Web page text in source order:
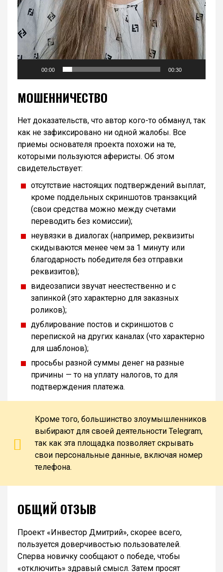
00:00 00:30
МОШЕННИЧЕСТВО
Нет доказательств, что автор кого-то обманул, так
как не зафиксировано ни одной жалобы. Все
приемы основателя проекта похожи на те,
которыми пользуются аферисты. Об этом
свидетельствует:
отсутствие настоящих подтверждений выплат,
кроме поддельных скриншотов транзакций
(свои средства можно между счетами
переводить без комиссии);
неувязки в диалогах (например, реквизиты
скидываются менее чем за 1 минуту или
благодарность победителя без отправки
реквизитов);
видеозаписи звучат неестественно и с
запинкой (это характерно для заказных
роликов);
дублирование постов и скриншотов с
перепиской на других каналах (что характерно
для шаблонов);
просьбы разной суммы денег на разные
причины — то на уплату налогов, то для
подтверждения платежа.
Кроме того, большинство злоумышленников
выбирают для своей деятельности Telegram,
так как эта площадка позволяет скрывать
свои персональные данные, включая номер
телефона.
ОБЩИЙ ОТЗЫВ
Проект «Инвестор Дмитрий», скорее всего,
пользуется доверчивостью пользователей.
Сперва новичку сообщают о победе, чтобы
«отключить» здравый смысл. Затем просят